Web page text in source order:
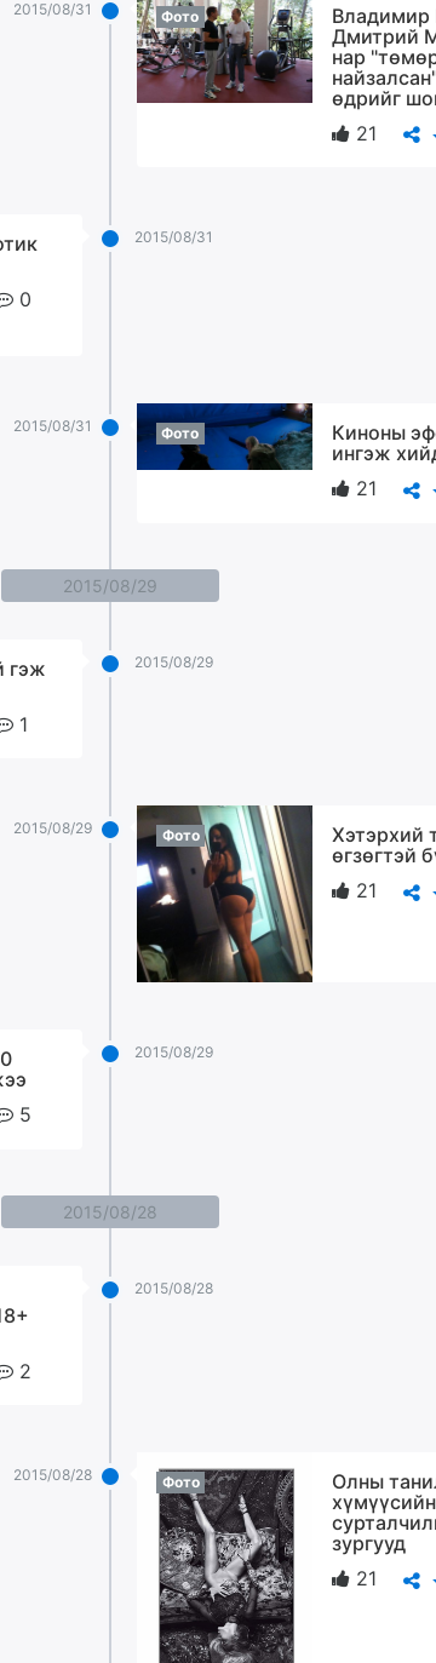
2015/08/31 Фото
Владимир
Дмитрий
нар
өдрийг
21
2015/08/31
0
2015/08/31 Фото
Киноны
ингэж
21
2015/08/29
2015/08/29
гэж
1
2015/08/29 Фото
Хэтэрхий
өгзөгтэй
21
2015/08/29
5
2015/08/28
2015/08/28
2
2015/08/28 Фото
Олны
зургууд
21